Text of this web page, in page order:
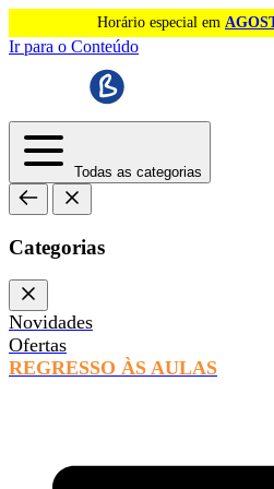
Horário especial em
Ir para o Conteúdo
Todas as categorias
Categorias
Novidades
Ofertas
REGRESSO ÀS AULAS